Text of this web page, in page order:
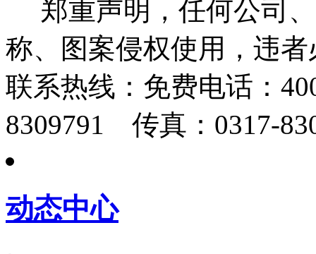
郑重声明，任何公司
称、图案侵权使用，违
联系热线： 免费电话：
8309791 传真：0317-
动态中心